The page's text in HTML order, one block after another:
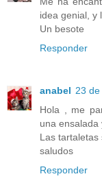
idea genial, y
Un besote
Responder
anabel 23
Hola , me
una ensalada
Las tartaletas
saludos
Responder